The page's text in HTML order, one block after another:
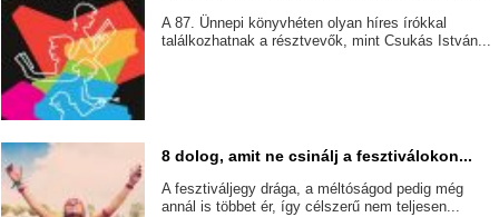
A 87. Ünnepi könyvhéten olyan híres írókkal
találkozhatnak a résztvevők, mint Csukás István...
8 dolog, amit ne csinálj a fesztiválokon...
A fesztiváljegy drága, a méltóságod pedig még
annál is többet ér, így célszerű nem teljesen...